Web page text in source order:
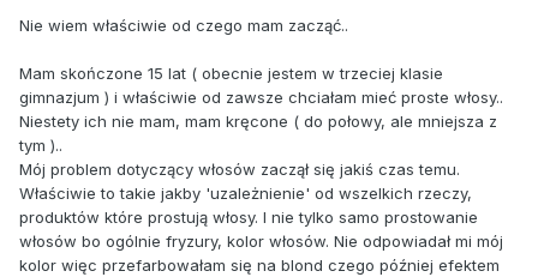
Nie wiem właściwie od czego mam zacząć..
Mam skończone 15 lat ( obecnie jestem w trzeciej klasie
gimnazjum ) i właściwie od zawsze chciałam mieć proste włosy..
Niestety ich nie mam, mam kręcone ( do połowy, ale mniejsza z
tym )..
Mój problem dotyczący włosów zaczął się jakiś czas temu.
Właściwie to takie jakby 'uzależnienie' od wszelkich rzeczy,
produktów które prostują włosy. I nie tylko samo prostowanie
włosów bo ogólnie fryzury, kolor włosów. Nie odpowiadał mi mój
kolor więc przefarbowałam się na blond czego później efektem